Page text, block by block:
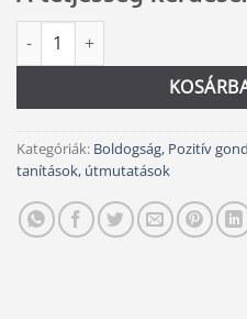
Az élet csodaszép mennyiség
Alternative:
Kategóriák: Boldogság, Pozitív
tanítások, útmutatások